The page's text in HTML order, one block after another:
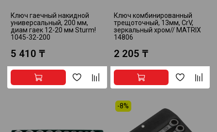
Ключ гаечный накидной
универсальный, 200 мм,
диам гаек 12-20 мм Sturm!
1045-32-200
5 410 ₸
Ключ комбинированный
трещоточный, 13мм, CrV,
зеркальный хром// MATRIX
14806
2 205 ₸
-8%